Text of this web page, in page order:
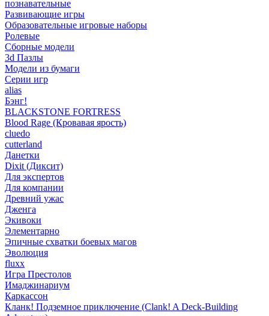
познавательные
Развивающие игры
Образовательные игровые наборы
Ролевые
Сборные модели
3d Пазлы
Модели из бумаги
Серии игр
alias
Бэнг!
BLACKSTONE FORTRESS
Blood Rage (Кровавая ярость)
cluedo
cutterland
Данетки
Dixit (Диксит)
Для экспертов
Для компании
Древний ужас
Дженга
Экивоки
Элементарно
Эпичные схватки боевых магов
Эволюция
fluxx
Игра Престолов
Имаджинариум
Каркассон
Кланк! Подземное приключение (Clank! A Deck-Building